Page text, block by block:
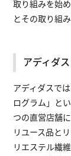
取り組みを始
とその取り組
アディダス
アディダスで
ログラム」と
つの直営店舗
リユース品と
リエステル繊